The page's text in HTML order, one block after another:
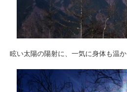
眩い太陽の陽射に、一気に身体も温か